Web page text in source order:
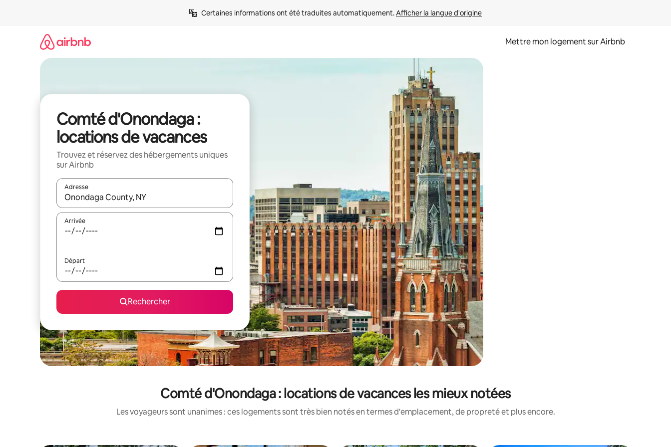
Certaines informations ont été traduites automatiquement. Afficher la langue d'origine
Mettre mon logement sur Airbnb
Comté d'Onondaga :
locations de vacances
Trouvez et réservez des hébergements uniques
sur Airbnb
Adresse
Lorsque les résultats s'affichent, utilisez les flèches vers le haut et vers le bas pour les parcourir ou en appuyant et en faisant glisser.
Arrivée
Départ
Rechercher
Comté d'Onondaga : locations de vacances les mieux notées
Les voyageurs sont unanimes : ces logements sont très bien notés en termes d'emplacement, de propreté et plus encore.